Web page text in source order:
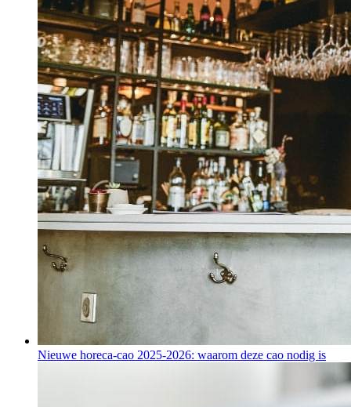
Nieuwe horeca-cao 2025-2026: waarom deze cao nodig is